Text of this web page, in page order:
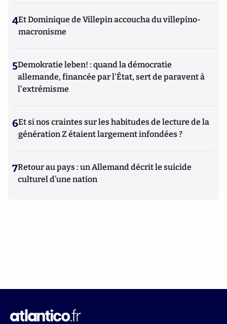
4Et Dominique de Villepin accoucha du villepino-
macronisme
5Demokratie leben! : quand la démocratie
allemande, financée par l'État, sert de paravent à
l'extrémisme
6Et si nos craintes sur les habitudes de lecture de la
génération Z étaient largement infondées ?
7Retour au pays : un Allemand décrit le suicide
culturel d’une nation